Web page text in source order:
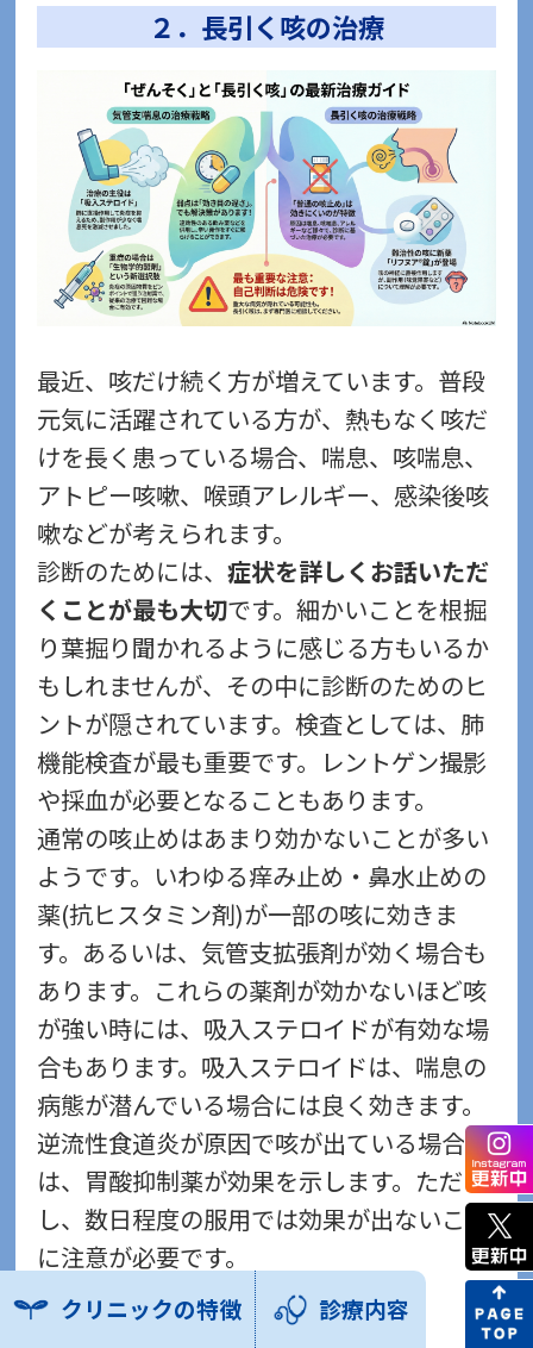
２．長引く咳の治療
最近、咳だけ続く方が増えています。普段
元気に活躍されている方が、熱もなく咳だ
けを長く患っている場合、喘息、咳喘息、
アトピー咳嗽、喉頭アレルギー、感染後咳
嗽などが考えられます。
診断のためには、症状を詳しくお話いただ
くことが最も大切です。細かいことを根掘
り葉掘り聞かれるように感じる方もいるか
もしれませんが、その中に診断のためのヒ
ントが隠されています。検査としては、肺
機能検査が最も重要です。レントゲン撮影
や採血が必要となることもあります。
通常の咳止めはあまり効かないことが多い
ようです。いわゆる痒み止め・鼻水止めの
薬(抗ヒスタミン剤)が一部の咳に効きま
す。あるいは、気管支拡張剤が効く場合も
あります。これらの薬剤が効かないほど咳
が強い時には、吸入ステロイドが有効な場
合もあります。吸入ステロイドは、喘息の
病態が潜んでいる場合には良く効きます。
逆流性食道炎が原因で咳が出ている場合に
は、胃酸抑制薬が効果を示します。ただ
し、数日程度の服用では効果が出ないこと
に注意が必要です。
難治性慢性咳嗽に対する
クリニックの特徴 診療内容